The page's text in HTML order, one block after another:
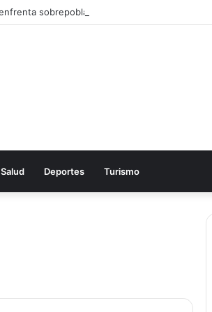
Salud Deportes Turismo